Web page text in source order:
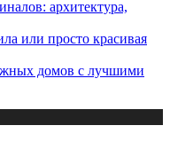
архитектура,
или просто красивая
домов с лучшими